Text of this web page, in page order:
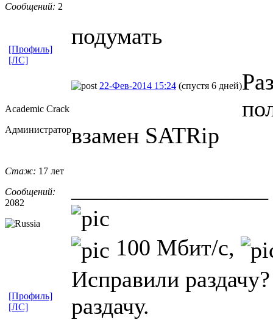
Сообщений: 2
подумать
[Профиль]
[ЛС]
Academic Crack
Администратор
Стаж: 17 лет
Сообщений:
2082
22-Фев-2014 15:24 (спустя 6 дней)
взамен SATRip
100 Мбит/с,
Исправили
раздачу.
[Профиль]
[ЛС]